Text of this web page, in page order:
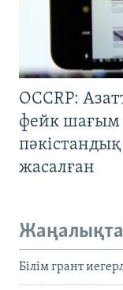
OCCRP:
фейк шағым
жасалған
Білім грант